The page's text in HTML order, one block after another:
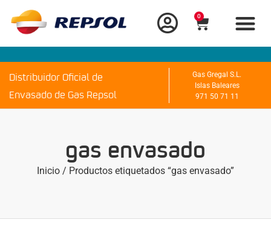
0
Distribuidor Oficial de
Envasado de Gas Repsol
Gas Gregal S.L.
Islas Baleares
971 50 71 11
gas envasado
Inicio / Productos etiquetados “gas envasado”